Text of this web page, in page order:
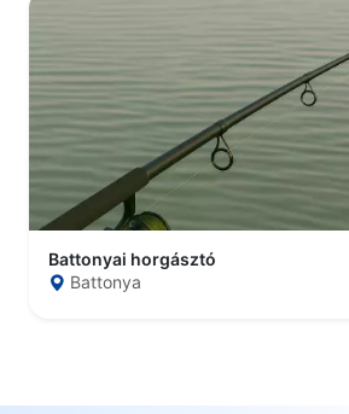
Battonyai horgásztó
Battonya